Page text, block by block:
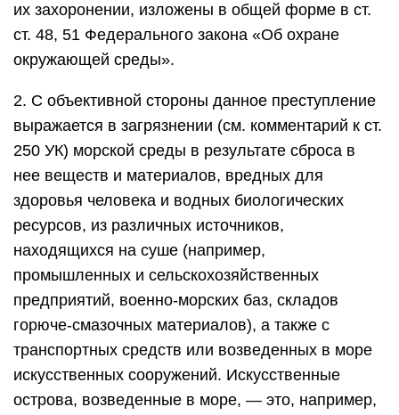
их захоронении, изложены в общей форме в ст.
ст. 48, 51 Федерального закона «Об охране
окружающей среды».
2. С объективной стороны данное преступление
выражается в загрязнении (см. комментарий к ст.
250 УК) морской среды в результате сброса в
нее веществ и материалов, вредных для
здоровья человека и водных биологических
ресурсов, из различных источников,
находящихся на суше (например,
промышленных и сельскохозяйственных
предприятий, военно-морских баз, складов
горюче-смазочных материалов), а также с
транспортных средств или возведенных в море
искусственных сооружений. Искусственные
острова, возведенные в море, — это, например,